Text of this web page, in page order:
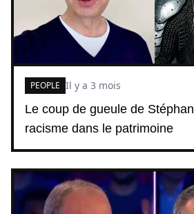
Le coup de gueule de
racisme dans le patrimoine
PEOPLE Il y a 3 mois